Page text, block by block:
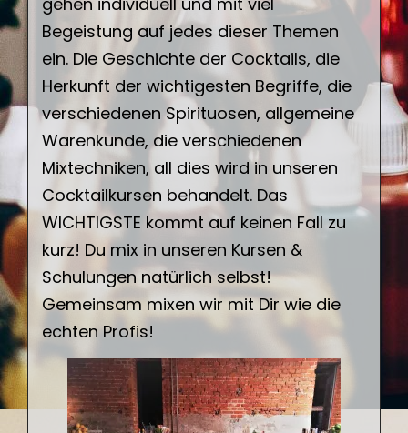
Begeistung auf jedes dieser Themen
ein. Die Geschichte der Cocktails, die
Herkunft der wichtigesten Begriffe, die
verschiedenen Spirituosen, allgemeine
Warenkunde, die verschiedenen
Mixtechniken, all dies wird in unseren
Cocktailkursen behandelt. Das
WICHTIGSTE kommt auf keinen Fall zu
kurz! Du mix in unseren Kursen &
Schulungen natürlich selbst!
Gemeinsam mixen wir mit Dir wie die
echten Profis!